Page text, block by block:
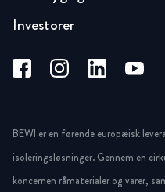
Investorer
BEWI er en førende europæisk
isoleringsløsninger. Gennem en
koncernen råmaterialer og varer,